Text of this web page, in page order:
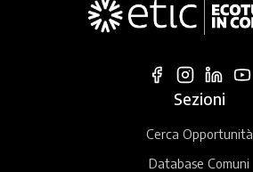
Sezioni
Cerca Opportunità
Database Comuni